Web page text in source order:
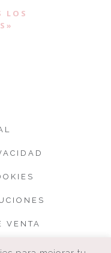
LOS
VENTA